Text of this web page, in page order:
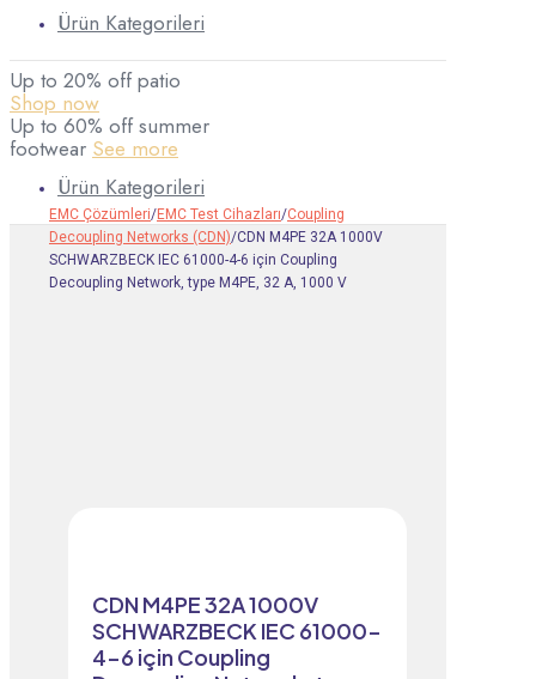
Ürün Kategorileri
Up to 20% off patio
Shop now
Up to 60% off summer
footwear See more
Ürün Kategorileri
EMC Çözümleri/EMC Test Cihazları/Coupling
Decoupling Networks (CDN)/CDN M4PE 32A 1000V
SCHWARZBECK IEC 61000-4-6 için Coupling
Decoupling Network, type M4PE, 32 A, 1000 V
CDN M4PE 32A 1000V
SCHWARZBECK IEC 61000-
4-6 için Coupling